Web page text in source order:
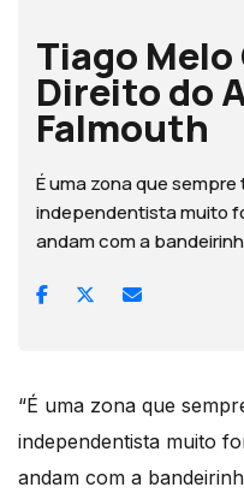
Tiago
Direito do
Falmouth
É uma zona que
independentista muito
andam com a
“É uma zona que
independentista muito
andam com a